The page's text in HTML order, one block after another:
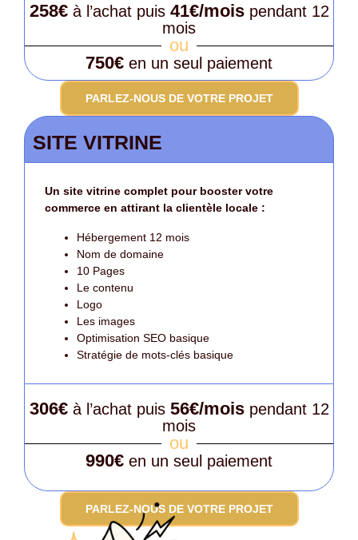
258€ à l’achat puis 41€/mois pendant 12
mois
ou
750€ en un seul paiement
PARLEZ-NOUS DE VOTRE PROJET
SITE VITRINE
Un site vitrine complet pour booster votre
commerce en attirant la clientèle locale :
Hébergement 12 mois
Nom de domaine
10 Pages
Le contenu
Logo
Les images
Optimisation SEO basique
Stratégie de mots-clés basique
306€ à l’achat puis 56€/mois pendant 12
mois
ou
990€ en un seul paiement
PARLEZ-NOUS DE VOTRE PROJET